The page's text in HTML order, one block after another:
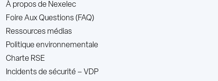
À propos de Nexelec
Foire Aux Questions (FAQ)
Ressources médias
Politique environnementale
Charte RSE
Incidents de sécurité – VDP